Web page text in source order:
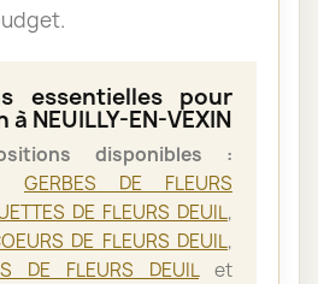
essentielles pour
NEUILLY-EN-VEXIN
disponibles :
GERBES DE FLEURS
DE FLEURS DEUIL,
DE FLEURS DEUIL,
DE FLEURS DEUILet